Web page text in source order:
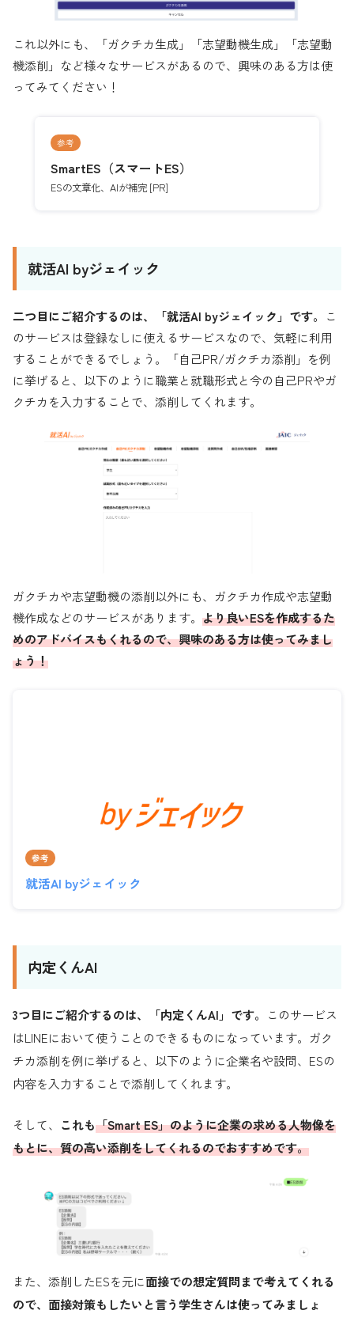
これ以外にも、「ガクチカ生成」「志望動機生成」「志望動
機添削」など様々なサービスがあるので、興味のある方は使
ってみてください！
参考
SmartES（スマートES）
ESの文章化、AIが補完 [PR]
就活AI byジェイック
二つ目にご紹介するのは、「就活AI byジェイック」です。
こ
のサービスは登録なしに使えるサービスなので、気軽に利用
することができるでしょう。「自己PR/ガクチカ添削」を例
に挙げると、以下のように職業と就職形式と今の自己PRやガ
クチカを入力することで、添削してくれます。
ガクチカや志望動機の添削以外にも、ガクチカ作成や志望動
機作成などのサービスがあります。 より良いESを作成するた
めのアドバイスもくれるので、興味のある方は使ってみまし
ょう！
参考
就活AI byジェイック
内定くんAI
3つ目にご紹介するのは、「内定くんAI」です。
このサービス
はLINEにおいて使うことのできるものになっています。ガク
チカ添削を例に挙げると、以下のように企業名や設問、ESの
内容を入力することで添削してくれます。
そして、 これも「Smart ES」のように企業の求める人物像を
もとに、質の高い添削をしてくれるのでおすすめです。
また、添削したESを元に面接での想定質問まで考えてくれる
ので、面接対策もしたいと言う学生さんは使ってみましょ